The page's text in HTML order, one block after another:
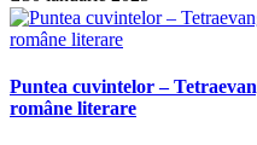
Puntea cuvintelor –
române literare